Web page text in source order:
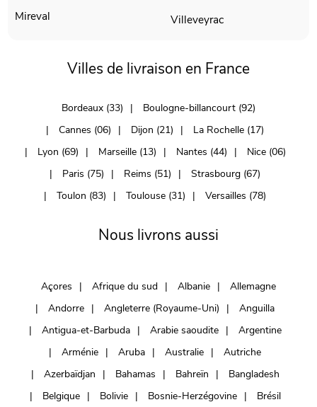
Mireval
Villeveyrac
Villes de livraison en France
Bordeaux (33)
Boulogne-billancourt (92)
Cannes (06)
Dijon (21)
La Rochelle (17)
Lyon (69)
Marseille (13) Nantes (44)
Nice (06)
Paris (75)
Reims (51)
Strasbourg (67)
Toulon (83)
Toulouse (31) Versailles (78)
Nous livrons aussi
Açores Afrique du sud Albanie
Allemagne
Andorre
Angleterre (Royaume-Uni)
Anguilla
Antigua-et-Barbuda
Arabie saoudite
Argentine
Arménie
Aruba Australie
Autriche
Azerbaïdjan
Bahamas Bahreïn
Bangladesh
Belgique
Bolivie Bosnie-Herzégovine
Brésil